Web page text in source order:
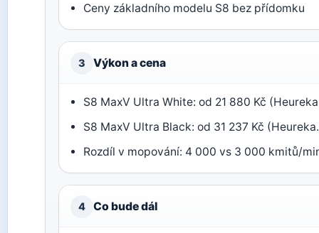
Ceny základního modelu S8 bez přídomku
3 Výkon a cena
S8 MaxV Ultra White: od 21 880 Kč
S8 MaxV Ultra Black: od 31 237 Kč
Rozdíl v mopování: 4 000 vs 3 000 kmitů/
4 Co bude dál